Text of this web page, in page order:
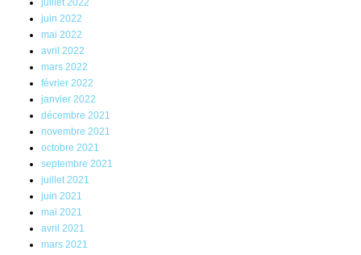
juillet 2022
juin 2022
mai 2022
avril 2022
mars 2022
février 2022
janvier 2022
décembre 2021
novembre 2021
octobre 2021
septembre 2021
juillet 2021
juin 2021
mai 2021
avril 2021
mars 2021